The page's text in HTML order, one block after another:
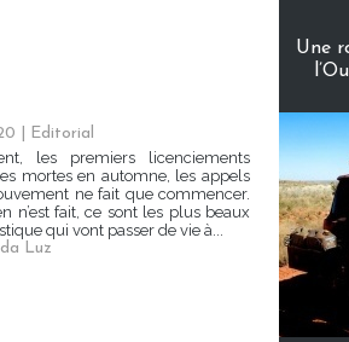
Editorial
les premiers licenciements
mortes en automne, les appels
ne fait que commencer.
n’est fait, ce sont les plus beaux
qui vont passer de vie à...
Luz
Une